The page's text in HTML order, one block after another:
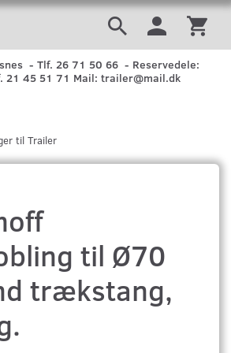
- Tlf. 26 71 50 66 - Reservedele:
21 45 51 71 Mail: trailer@mail.dk
til Trailer
til Ø70
trækstang,